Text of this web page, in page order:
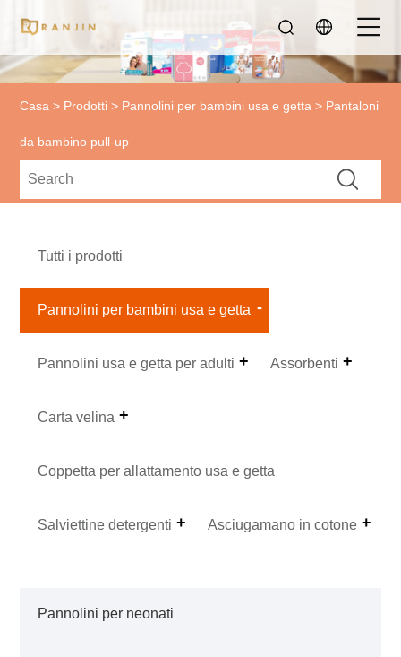
Casa > Prodotti > Pannolini per bambini usa e getta > Pantaloni
da bambino pull-up
Tutti i prodotti
Pannolini per bambini usa e getta
Pannolini usa e getta per adulti Assorbenti
Carta velina
Coppetta per allattamento usa e getta
Salviettine detergenti Asciugamano in cotone
Pannolini per neonati